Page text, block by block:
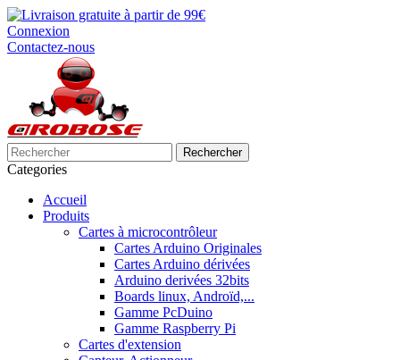
Connexion
Contactez-nous
Rechercher
Categories
Accueil
Produits
Cartes à microcontrôleur
Cartes Arduino Originales
Cartes Arduino dérivées
Arduino derivées 32bits
Boards linux, Androïd,...
Gamme PcDuino
Gamme Raspberry Pi
Cartes d'extension